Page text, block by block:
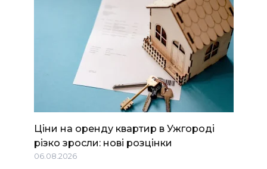
Ціни на оренду квартир в Ужгороді
різко зросли: нові розцінки
06.08.2026